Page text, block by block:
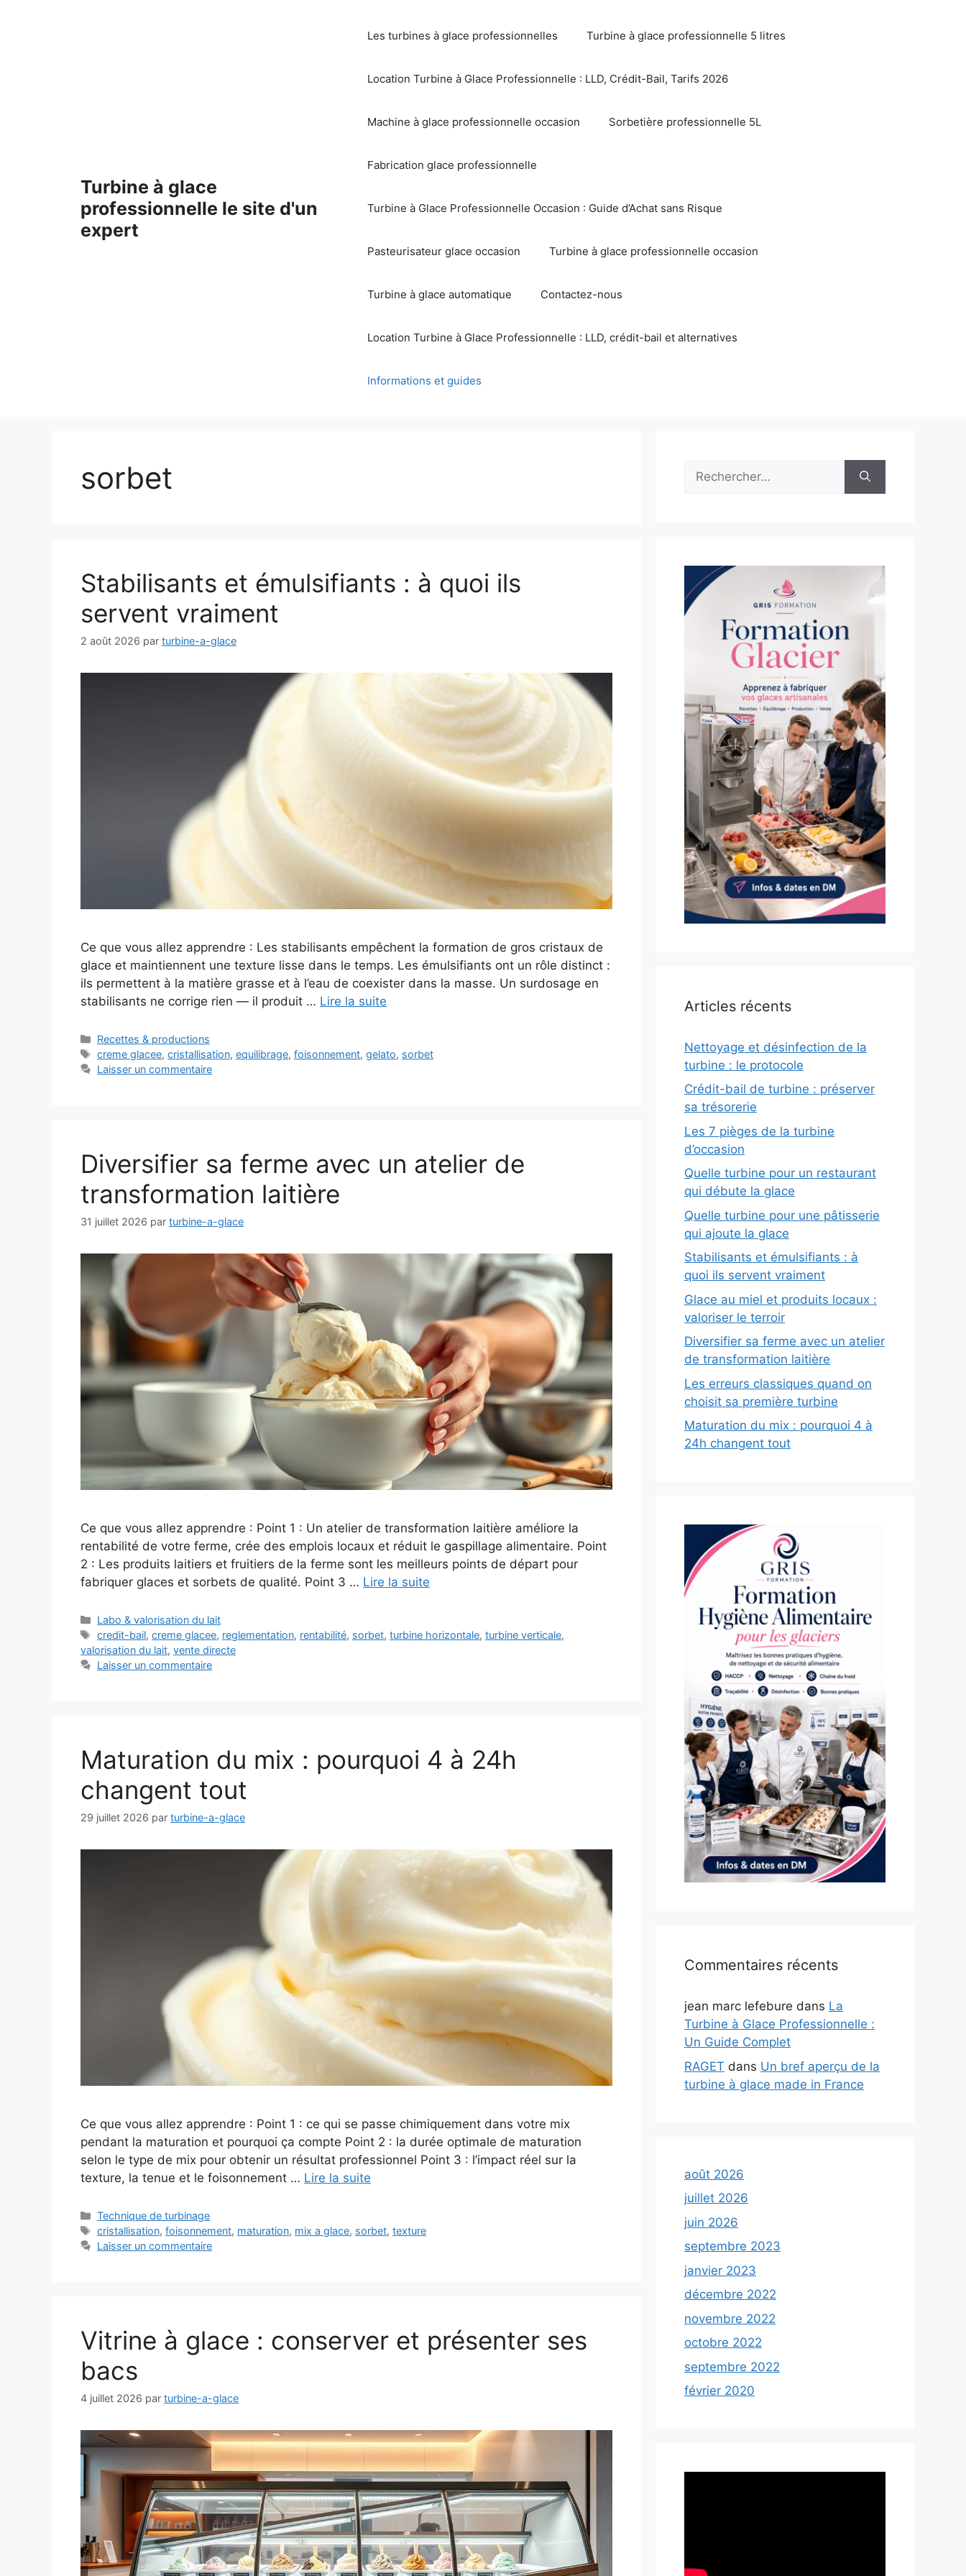
Turbine à glace
professionnelle le site d'un
expert
Les turbines à glace professionnelles Turbine à glace professionnelle 5 litres
Location Turbine à Glace Professionnelle : LLD, Crédit-Bail, Tarifs 2026
Machine à glace professionnelle occasion Sorbetière professionnelle 5L
Fabrication glace professionnelle
Turbine à Glace Professionnelle Occasion : Guide d’Achat sans Risque
Pasteurisateur glace occasion Turbine à glace professionnelle occasion
Turbine à glace automatique Contactez-nous
Location Turbine à Glace Professionnelle : LLD, crédit-bail et alternatives
Informations et guides
sorbet
Stabilisants et émulsifiants : à quoi ils
servent vraiment
2 août 2026 par turbine-a-glace
Ce que vous allez apprendre : Les stabilisants empêchent la formation de gros cristaux de
glace et maintiennent une texture lisse dans le temps. Les émulsifiants ont un rôle distinct :
ils permettent à la matière grasse et à l’eau de coexister dans la masse. Un surdosage en
stabilisants ne corrige rien — il produit … Lire la suite
Catégories
Recettes & productions
Étiquettes
creme glacee,cristallisation,equilibrage,foisonnement,gelato, sorbet
Laisser un commentaire
Diversifier sa ferme avec un atelier de
transformation laitière
31 juillet 2026 par turbine-a-glace
Ce que vous allez apprendre : Point 1 : Un atelier de transformation laitière améliore la
rentabilité de votre ferme, crée des emplois locaux et réduit le gaspillage alimentaire. Point
2 : Les produits laitiers et fruitiers de la ferme sont les meilleurs points de départ pour
fabriquer glaces et sorbets de qualité. Point 3 … Lire la suite
Catégories
Labo & valorisation du lait
Étiquettes
credit-bail,creme glacee, reglementation, rentabilité, sorbet,turbine horizontale,turbine verticale,
valorisation du lait, vente directe
Laisser un commentaire
Maturation du mix : pourquoi 4 à 24h
changent tout
29 juillet 2026 par turbine-a-glace
Ce que vous allez apprendre : Point 1 : ce qui se passe chimiquement dans votre mix
pendant la maturation et pourquoi ça compte Point 2 : la durée optimale de maturation
selon le type de mix pour obtenir un résultat professionnel Point 3 : l’impact réel sur la
texture, la tenue et le foisonnement … Lire la suite
Catégories
Technique de turbinage
Étiquettes
cristallisation,foisonnement, maturation, mix a glace, sorbet,texture
Laisser un commentaire
Vitrine à glace : conserver et présenter ses
bacs
4 juillet 2026 par turbine-a-glace
Rechercher :
Articles récents
Nettoyage et désinfection de la
turbine : le protocole
Crédit-bail de turbine : préserver
sa trésorerie
Les 7 pièges de la turbine
d’occasion
Quelle turbine pour un restaurant
qui débute la glace
Quelle turbine pour une pâtisserie
qui ajoute la glace
Stabilisants et émulsifiants : à
quoi ils servent vraiment
Glace au miel et produits locaux :
valoriser le terroir
Diversifier sa ferme avec un atelier
de transformation laitière
Les erreurs classiques quand on
choisit sa première turbine
Maturation du mix : pourquoi 4 à
24h changent tout
Commentaires récents
jean marc lefebure dans La
Turbine à Glace Professionnelle :
Un Guide Complet
RAGET dans Un bref aperçu de la
turbine à glace made in France
août 2026
juillet 2026
juin 2026
septembre 2023
janvier 2023
décembre 2022
novembre 2022
octobre 2022
septembre 2022
février 2020